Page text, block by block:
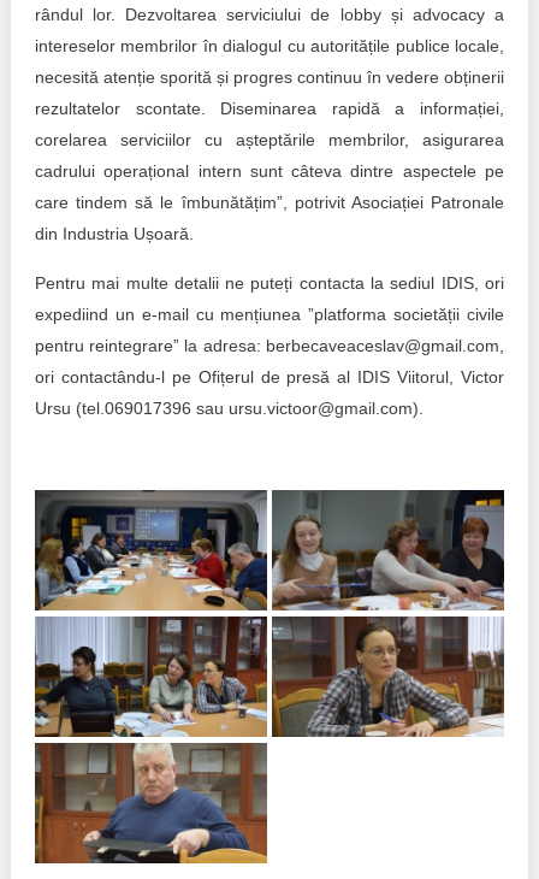
rândul lor. Dezvoltarea serviciului de lobby și advocacy a
intereselor membrilor în dialogul cu autoritățile publice locale,
necesită atenție sporită și progres continuu în vedere obținerii
rezultatelor scontate. Diseminarea rapidă a informației,
corelarea serviciilor cu așteptările membrilor, asigurarea
cadrului operațional intern sunt câteva dintre aspectele pe
care tindem să le îmbunătățim”, potrivit Asociației Patronale
din Industria Ușoară.
Pentru mai multe detalii ne puteți contacta la sediul IDIS, ori
expediind un e-mail cu mențiunea ”platforma societății civile
pentru reintegrare” la adresa: berbecaveaceslav@gmail.com,
ori contactându-l pe Ofițerul de presă al IDIS Viitorul, Victor
Ursu (tel.069017396 sau ursu.victoor@gmail.com).